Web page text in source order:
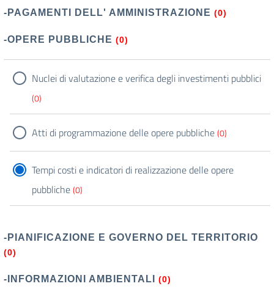
-PAGAMENTI DELL' AMMINISTRAZIONE (0)
-OPERE PUBBLICHE (0)
Nuclei di valutazione e verifica degli investimenti pubblici
(0)
Atti di programmazione delle opere pubbliche(0)
Tempi costi e indicatori di realizzazione delle opere
pubbliche(0)
-PIANIFICAZIONE E GOVERNO DEL TERRITORIO
(0)
-INFORMAZIONI AMBIENTALI (0)